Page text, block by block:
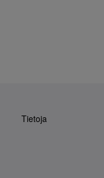
Tietoja